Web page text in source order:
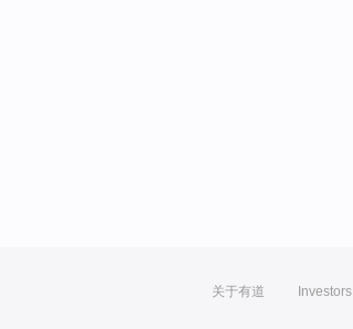
关于有道 Investors